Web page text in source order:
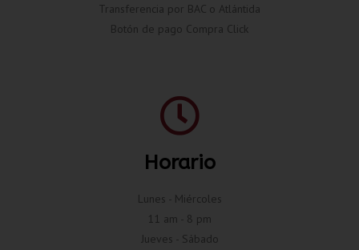
Transferencia por BAC o Atlántida
Botón de pago Compra Click
Horario
Lunes - Miércoles
11 am - 8 pm
Jueves - Sábado